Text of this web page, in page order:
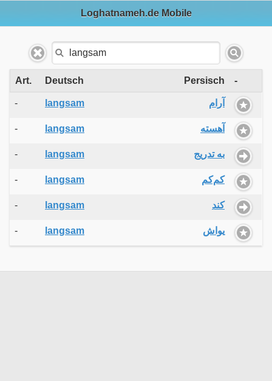
Loghatnameh.de Mobile
Art. Deutsch Persisch -
- langsam آرام
- langsam آهسته
- langsam به تدریج
- langsam کم‌کم
- langsam کند
- langsam یواش